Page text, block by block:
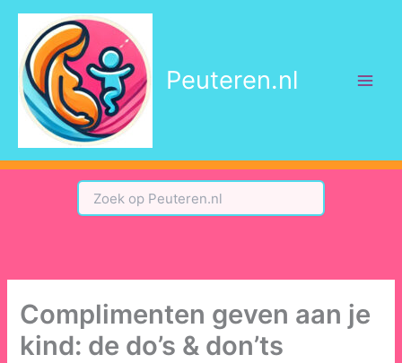
inhoud
Peuteren.nl
Complimenten geven aan je
kind: de do’s & don’ts